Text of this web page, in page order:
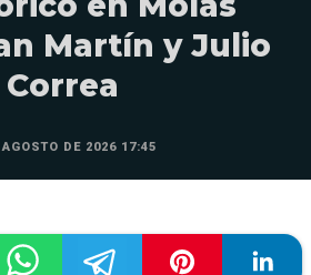
Martín y Julio
Correa
AGOSTO DE 2026 17:45